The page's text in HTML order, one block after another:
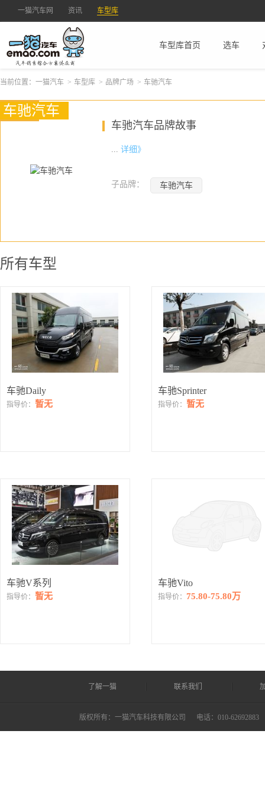
一猫汽车网 资讯 车型库
车型库首页 选车
当前位置： 一猫汽车 > 车型库 > 品牌广场 > 车驰汽车
车驰汽车
车驰汽车品牌故事
... 详细》
子品牌： 车驰汽车
所有车型
车驰Daily
指导价： 暂无
车驰Sprinter
指导价： 暂无
车驰V系列
指导价： 暂无
车驰Vito
指导价： 75.80-75.80万
了解一猫 联系我们
版权所有：一猫汽车科技有限公司 电话：010-